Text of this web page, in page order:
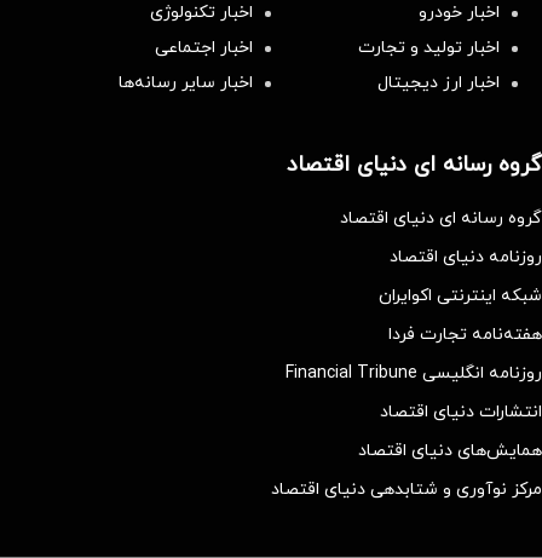
اخبار خودرو
اخبار تکنولوژی
اخبار تولید و تجارت
اخبار اجتماعی
اخبار ارز دیجیتال
اخبار سایر رسانه‌‌ها
گروه رسانه ای دنیای اقتصاد
گروه رسانه ای دنیای اقتصاد
روزنامه دنیای اقتصاد
شبکه اینترنتی اکوایران
هفته‌نامه تجارت فردا
روزنامه انگلیسی Financial Tribune
انتشارات دنیای اقتصاد
همایش‌های دنیای اقتصاد
مرکز نوآوری و شتابدهی دنیای اقتصاد